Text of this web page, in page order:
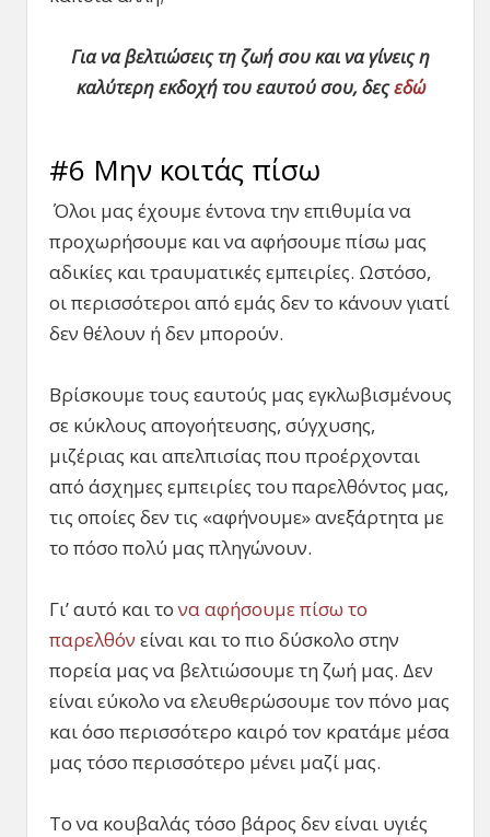
Για να βελτιώσεις τη ζωή σου και να γίνεις η
καλύτερη εκδοχή του εαυτού σου, δεςεδώ
#6 Μην κοιτάς πίσω
Όλοι μας έχουμε έντονα την επιθυμία να
προχωρήσουμε και να αφήσουμε πίσω μας
αδικίες και τραυματικές εμπειρίες. Ωστόσο,
οι περισσότεροι από εμάς δεν το κάνουν γιατί
δεν θέλουν ή δεν μπορούν.
Βρίσκουμε τους εαυτούς μας εγκλωβισμένους
σε κύκλους απογοήτευσης, σύγχυσης,
μιζέριας και απελπισίας που προέρχονται
από άσχημες εμπειρίες του παρελθόντος μας,
τις οποίες δεν τις «αφήνουμε» ανεξάρτητα με
το πόσο πολύ μας πληγώνουν.
Γι’ αυτό και τονα αφήσουμε πίσω το
παρελθόν είναι και το πιο δύσκολο στην
πορεία μας να βελτιώσουμε τη ζωή μας. Δεν
είναι εύκολο να ελευθερώσουμε τον πόνο μας
και όσο περισσότερο καιρό τον κρατάμε μέσα
μας τόσο περισσότερο μένει μαζί μας.
Το να κουβαλάς τόσο βάρος δεν είναι υγιές